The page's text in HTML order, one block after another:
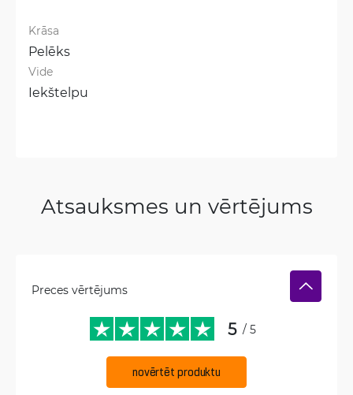
Krāsa
Pelēks
Vide
Iekštelpu
Atsauksmes un vērtējums
Preces vērtējums
5 / 5
novērtēt produktu